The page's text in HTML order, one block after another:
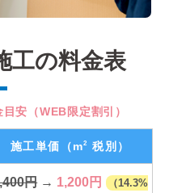
工の料金表
安（WEB限定割引）
施工単価 （m2 税別）
円→ 1,200円
（14.3%